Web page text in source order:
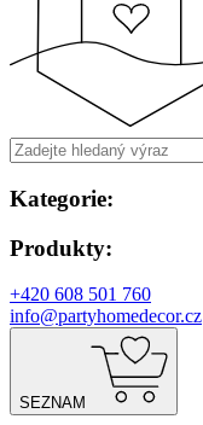
Kategorie:
Produkty:
+420 608 501 760
info@partyhomedecor.cz
SEZNAM